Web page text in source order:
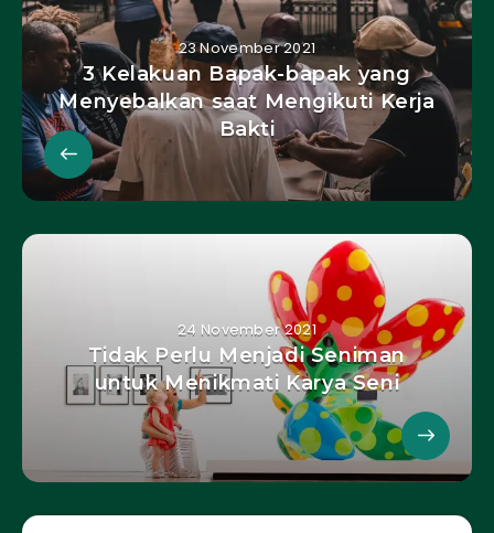
23 November 2021
3 Kelakuan Bapak-bapak yang
Menyebalkan saat Mengikuti Kerja
Bakti
24 November 2021
Tidak Perlu Menjadi Seniman
untuk Menikmati Karya Seni